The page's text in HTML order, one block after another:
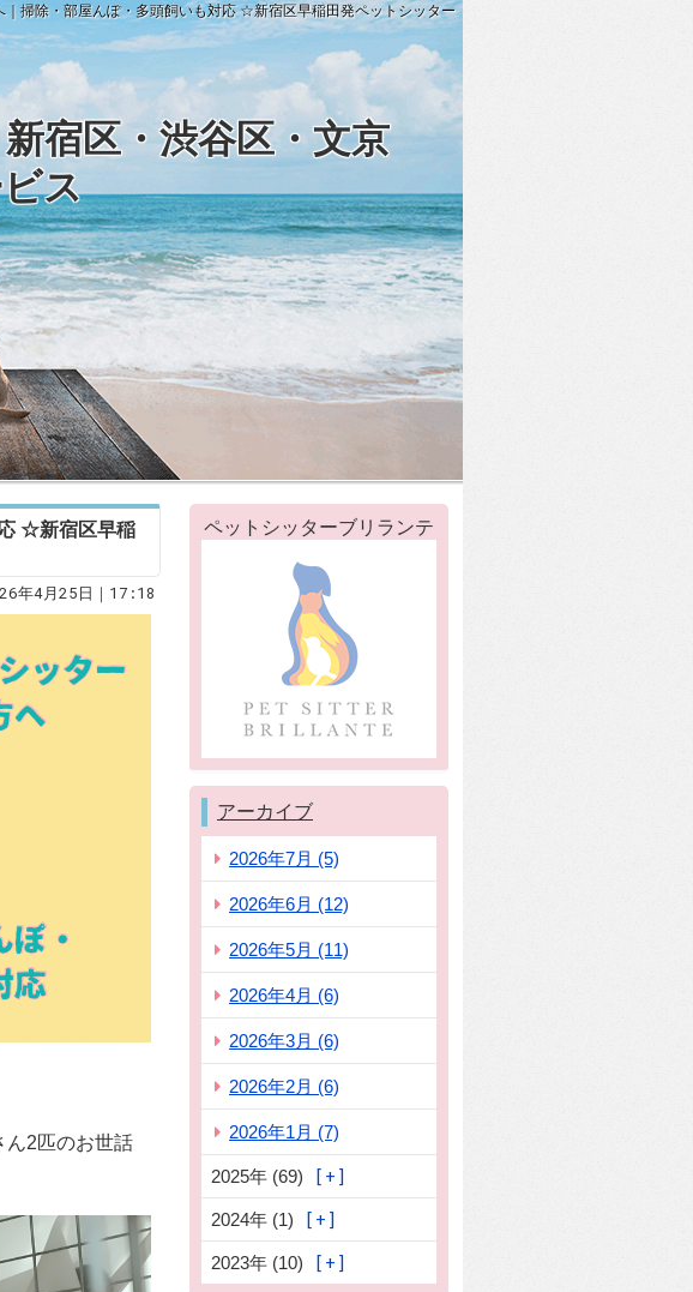
掃除・部屋んぽ・多頭飼いも対応 ☆新宿区早稲田発ペットシッター
宿区・渋谷区・文京
ス
☆新宿区早稲
年4月25日｜17:18
ん2匹のお世話
ペットシッターブリランテ
アーカイブ
2026年7月 (5)
2026年6月 (12)
2026年5月 (11)
2026年4月 (6)
2026年3月 (6)
2026年2月 (6)
2026年1月 (7)
2025年 (69)
2024年 (1)
2023年 (10)